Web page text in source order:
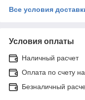
Все условия
Условия оплаты
Наличный расчет
Оплата по счету
Безналичный